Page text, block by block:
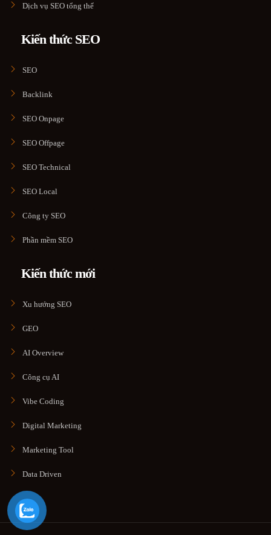
Dịch vụ SEO tổng thể
Kiến thức SEO
SEO
Backlink
SEO Onpage
SEO Offpage
SEO Technical
SEO Local
Công ty SEO
Phần mềm SEO
Kiến thức mới
Xu hướng SEO
GEO
AI Overview
Công cụ AI
Vibe Coding
Digital Marketing
Marketing Tool
Data Driven